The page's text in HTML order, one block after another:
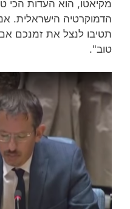
מקיאטו, הוא העדות הכי
הדמוקרטיה הישראלית.
תטיבו לנצל את זמנכם
טוב".